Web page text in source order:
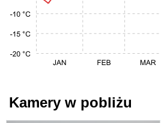
Kamery w pobliżu